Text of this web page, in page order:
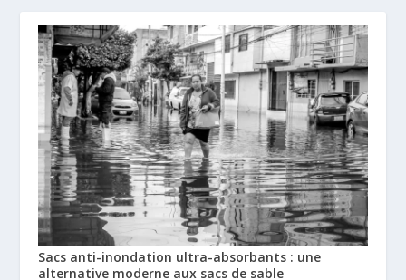
Sacs anti-inondation ultra-absorbants : une
alternative moderne aux sacs de sable